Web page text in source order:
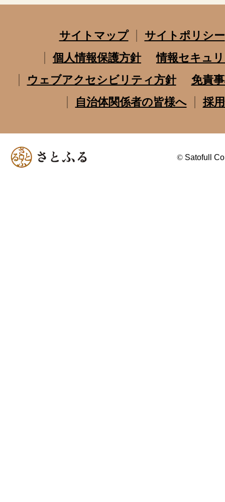
サイトマップ
サイトポリシー
個人情報保護方針
情報セキュ
ウェブアクセシビリティ方針
免責
自治体関係者の皆様へ
採
© Satofull